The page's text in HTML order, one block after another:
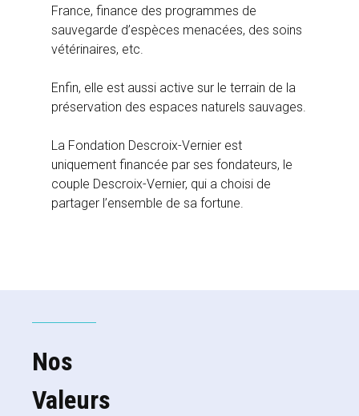
France, finance des programmes de
sauvegarde d’espèces menacées, des soins
vétérinaires, etc.
Enfin, elle est aussi active sur le terrain de la
préservation des espaces naturels sauvages.
La Fondation Descroix-Vernier est
uniquement financée par ses fondateurs, le
couple Descroix-Vernier, qui a choisi de
partager l’ensemble de sa fortune.
Nos
Valeurs